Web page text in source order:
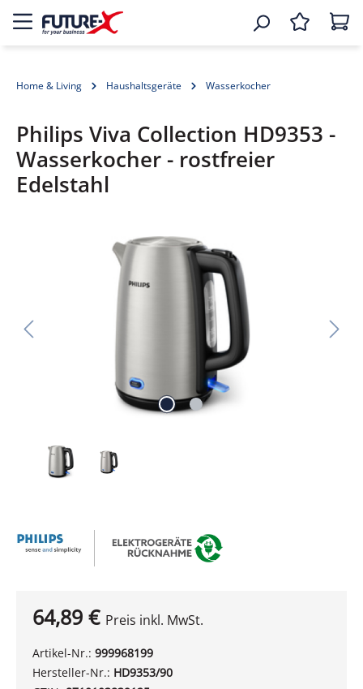
Home & Living Haushaltsgeräte Wasserkocher
Philips Viva Collection HD9353 -
Wasserkocher - rostfreier
Edelstahl
Bildergalerie überspringen
64,89 € Preis inkl. MwSt.
Artikel-Nr.: 999968199
Hersteller-Nr.: HD9353/90